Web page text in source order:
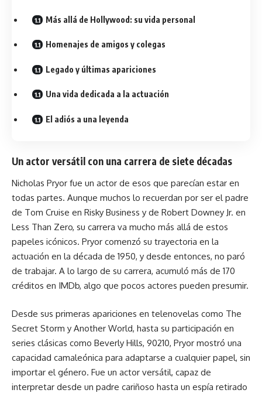
Más allá de Hollywood: su vida personal
Homenajes de amigos y colegas
Legado y últimas apariciones
Una vida dedicada a la actuación
El adiós a una leyenda
Un actor versátil con una carrera de siete décadas
Nicholas Pryor fue un actor de esos que parecían estar en
todas partes. Aunque muchos lo recuerdan por ser el padre
de Tom Cruise en Risky Business y de Robert Downey Jr. en
Less Than Zero, su carrera va mucho más allá de estos
papeles icónicos. Pryor comenzó su trayectoria en la
actuación en la década de 1950, y desde entonces, no paró
de trabajar. A lo largo de su carrera, acumuló más de 170
créditos en IMDb, algo que pocos actores pueden presumir.
Desde sus primeras apariciones en telenovelas como The
Secret Storm y Another World, hasta su participación en
series clásicas como Beverly Hills, 90210, Pryor mostró una
capacidad camaleónica para adaptarse a cualquier papel, sin
importar el género. Fue un actor versátil, capaz de
interpretar desde un padre cariñoso hasta un espía retirado